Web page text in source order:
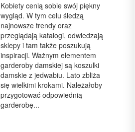
Kobiety cenią sobie swój piękny
wygląd. W tym celu śledzą
najnowsze trendy oraz
przeglądają katalogi, odwiedzają
sklepy i tam także poszukują
inspiracji. Ważnym elementem
garderoby damskiej są koszulki
damskie z jedwabiu. Lato zbliża
się wielkimi krokami. Należałoby
przygotować odpowiednią
garderobę...